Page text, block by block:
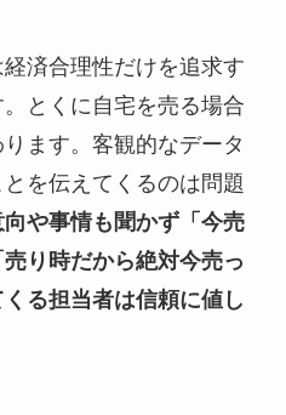
済合理性だけを追求す
とくに自宅を売る場合
ます。客観的なデータ
を伝えてくるのは問題
や事情も聞かず「今売
り時だから絶対今売っ
る担当者は信頼に値し